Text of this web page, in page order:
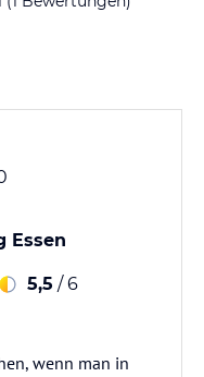
Essen
5,5 / 6
wenn man in